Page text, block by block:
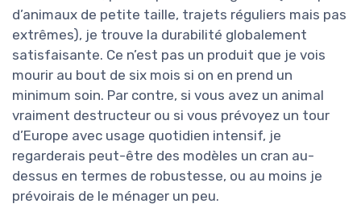
d’animaux de petite taille, trajets réguliers mais pas
extrêmes), je trouve la durabilité globalement
satisfaisante. Ce n’est pas un produit que je vois
mourir au bout de six mois si on en prend un
minimum soin. Par contre, si vous avez un animal
vraiment destructeur ou si vous prévoyez un tour
d’Europe avec usage quotidien intensif, je
regarderais peut-être des modèles un cran au-
dessus en termes de robustesse, ou au moins je
prévoirais de le ménager un peu.